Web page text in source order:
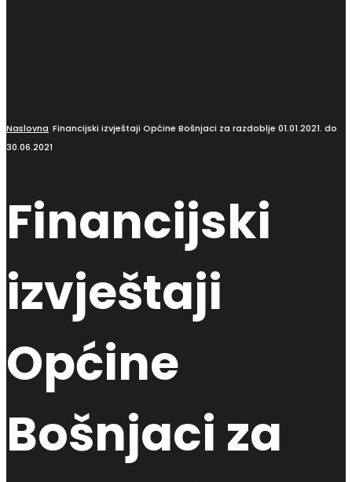
Naslovna Financijski izvještaji Općine Bošnjaci za razdoblje 01.01.2021. do
30.06.2021
Financijski
izvještaji
Općine
Bošnjaci za